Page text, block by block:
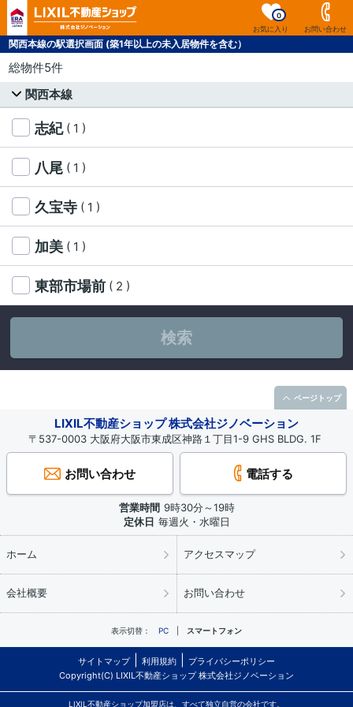
お気に入り
0
お問い合わせ
関西本線の駅選択画面 (築1年以上の未入居物件を含む）
総物件5件
関西本線
志紀 ( 1 )
八尾 ( 1 )
久宝寺 ( 1 )
加美 ( 1 )
東部市場前 ( 2 )
検索
LIXIL不動産ショップ 株式会社ジノベーション
〒537-0003 大阪府大阪市東成区神路１丁目1-9 GHS BLDG. 1F
お問い合わせ 電話する
営業時間 9時30分～19時
定休日 毎週火・水曜日
ホーム アクセスマップ
会社概要 お問い合わせ
表示切替： PC スマートフォン
サイトマップ 利用規約
プライバシーポリシー
Copyright(C) LIXIL不動産ショップ 株式会社ジノベーション
LIXIL不動産ショップ加盟店は、すべて独立自営の会社です。
ページトップ